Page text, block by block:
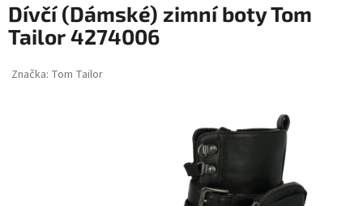
Dívčí (Dámské) zimní boty Tom
Tailor 4274006
Značka: Tom Tailor